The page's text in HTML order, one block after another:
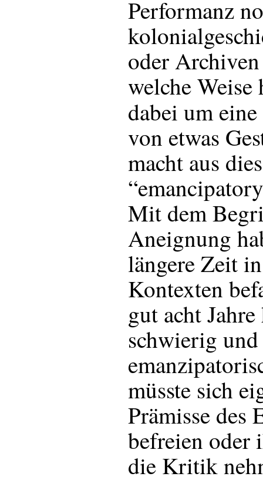
Performanz
oder
welche Weise
dabei um eine
von etwas
macht aus
Mit dem
Aneignung
längere Zeit
Kontexten
gut acht
schwierig
müsste sich
Prämisse des
befreien oder
die Kritik